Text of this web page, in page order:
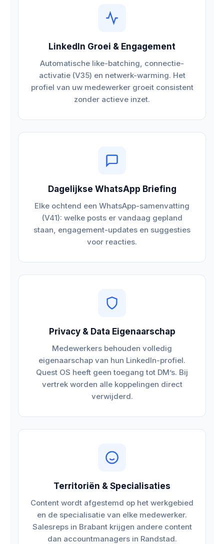
LinkedIn Groei & Engagement
Automatische like-batching, connectie-
activatie (V35) en netwerk-warming. Het
profiel van uw medewerker groeit consistent
zonder actieve inzet.
Dagelijkse WhatsApp Briefing
Elke ochtend een WhatsApp-samenvatting
(V41): welke posts er vandaag gepland
staan, engagement-updates en suggesties
voor reacties.
Privacy & Data Eigenaarschap
Medewerkers behouden volledig
eigenaarschap van hun LinkedIn-profiel.
Quest OS heeft geen toegang tot DM’s. Bij
vertrek worden alle koppelingen direct
verwijderd.
Territoriën & Specialisaties
Content wordt afgestemd op het werkgebied
en de specialisatie van elke medewerker.
Salesreps in Brabant krijgen andere content
dan accountmanagers in Randstad.